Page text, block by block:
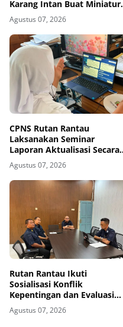
Karang Intan Buat Miniatur
Gantungan Kunci Abjad
Agustus 07, 2026
CPNS Rutan Rantau
Laksanakan Seminar
Laporan Aktualisasi Secara
Virtual
Agustus 07, 2026
Rutan Rantau Ikuti
Sosialisasi Konflik
Kepentingan dan Evaluasi
Caraka LHKAN Secara Virtual
Agustus 07, 2026